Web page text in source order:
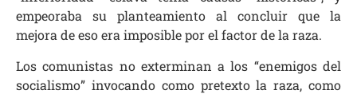
empeoraba su planteamiento al concluir que la
mejora de eso era imposible por el factor de la raza.
Los comunistas no exterminan a los “enemigos del
socialismo” invocando como pretexto la raza, como